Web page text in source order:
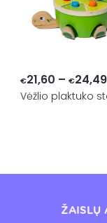
€21,60 – €24,49
Vėžlio plaktuko
ŽAISLŲ